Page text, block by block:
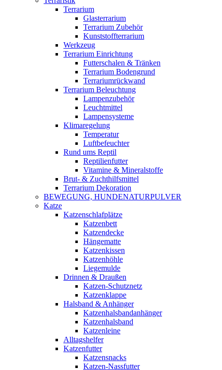
Terrarium
Glasterrarium
Terrarium Zubehör
Kunststoffterrarium
Werkzeug
Terrarium Einrichtung
Futterschalen & Tränken
Terrarium Bodengrund
Terrariumrückwand
Terrarium Beleuchtung
Lampenzubehör
Leuchtmittel
Lampensysteme
Klimaregelung
Temperatur
Luftbefeuchter
Rund ums Reptil
Reptilienfutter
Vitamine & Mineralstoffe
Brut- & Zuchthilfsmittel
Terrarium Dekoration
BEWEGUNG, HUNDENATURPULVER
Katze
Katzenschlafplätze
Katzenbett
Katzendecke
Hängematte
Katzenkissen
Katzenhöhle
Liegemulde
Drinnen & Draußen
Katzen-Schutznetz
Katzenklappe
Halsband & Anhänger
Katzenhalsbandanhänger
Katzenhalsband
Katzenleine
Alltagshelfer
Katzenfutter
Katzensnacks
Katzen-Nassfutter